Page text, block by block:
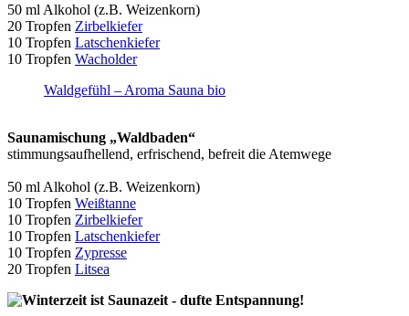
50 ml Alkohol (z.B. Weizenkorn)
20 Tropfen Zirbelkiefer
10 Tropfen Latschenkiefer
10 Tropfen Wacholder
Waldgefühl – Aroma Sauna bio
Saunamischung „Waldbaden“
stimmungsaufhellend, erfrischend, befreit die Atemwege
50 ml Alkohol (z.B. Weizenkorn)
10 Tropfen Weißtanne
10 Tropfen Zirbelkiefer
10 Tropfen Latschenkiefer
10 Tropfen Zypresse
20 Tropfen Litsea